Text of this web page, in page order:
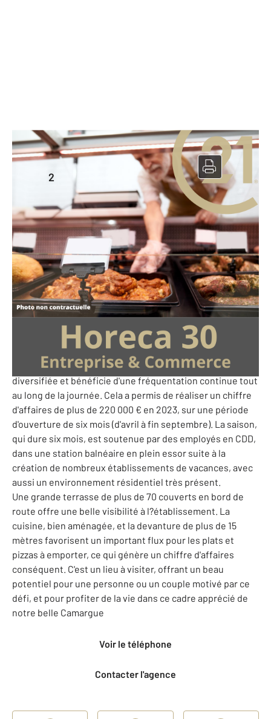
Restauration rapide à vendre
2 Gard - 30
Ref: 10222903
165 000 €
PERF (Potentiel de l'Entreprise et Rentabilité Financière)
: 10 389 €
Sur le littoral méditerranéen, à quelques mètres de la
plage, et au cœur d?un centre commercial de bonne
facture, cet établissement aux activités variées (pizzeria,
traiteur, rôtisserie, petite restauration de spécialités
régionales, glacier et limonade) attire une clientèle
diversifiée et bénéficie d'une fréquentation continue tout
au long de la journée. Cela a permis de réaliser un chiffre
d'affaires de plus de 220 000 € en 2023, sur une période
d'ouverture de six mois (d'avril à fin septembre). La saison,
qui dure six mois, est soutenue par des employés en CDD,
dans une station balnéaire en plein essor suite à la
création de nombreux établissements de vacances, avec
aussi un environnement résidentiel très présent.
Une grande terrasse de plus de 70 couverts en bord de
route offre une belle visibilité à l?établissement. La
cuisine, bien aménagée, et la devanture de plus de 15
mètres favorisent un important flux pour les plats et
pizzas à emporter, ce qui génère un chiffre d'affaires
conséquent. C'est un lieu à visiter, offrant un beau
potentiel pour une personne ou un couple motivé par ce
défi, et pour profiter de la vie dans ce cadre apprécié de
notre belle Camargue
Voir le téléphone
Contacter l'agence